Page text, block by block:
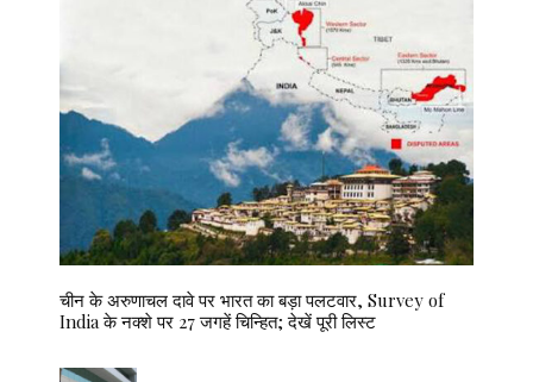
चीन के अरुणाचल दावे पर भारत का बड़ा पलटवार, Survey of
India के नक्शे पर 27 जगहें चिन्हित; देखें पूरी लिस्ट